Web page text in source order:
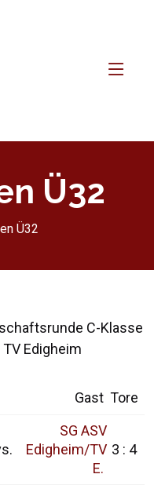
Ü32
Ü32
C-Klasse
Edigheim
Gast Tore
SG ASV
Edigheim/TV
E.
3 : 4